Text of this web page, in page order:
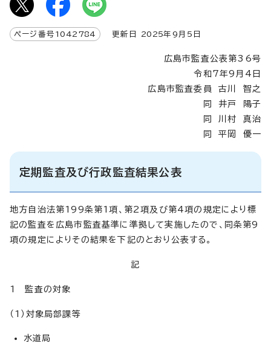
ページ番号 1042784 更新日 2025年9月5日
広島市監査公表第36号
令和7年9月4日
広島市監査委員 古川 智之
同 井戸 陽子
同 川村 真治
同 平岡 優一
定期監査及び行政監査結果公表
地方自治法第199条第1項、第2項及び第4項の規定により標
記の監査を広島市監査基準に準拠して実施したので、同条第9
項の規定によりその結果を下記のとおり公表する。
記
1 監査の対象
（1）対象局部課等
水道局